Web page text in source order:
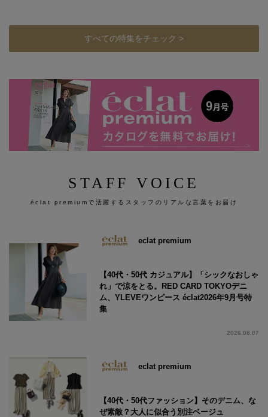
すべての特集をチェック >
STAFF VOICE
éclat premiumで活躍するスタッフのリアルな言葉をお届け
eclat premium
【40代・50代 カジュアル】「シックなおしゃ
れ」で涼をとる。RED CARD TOKYOデニ
ム、YLEVEワンピース éclat2026年9月号特
集
2026.08.07
eclat premium
【40代・50代ファッション】そのデニム、な
ぜ素敵？大人に似合う別注ベージュ